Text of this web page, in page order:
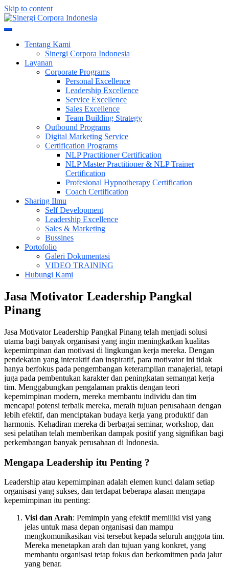
Skip to content
Sinergi Corpora Indonesia
Tentang Kami
Sinergi Corpora Indonesia
Layanan
Corporate Programs
Personal Excellence
Leadership Excellence
Service Excellence
Sales Excellence
Team Building Strategy
Outbound Programs
Digital Marketing Service
Certification Programs
NLP Practitioner Certification
NLP Master Practitioner & NLP Trainer
Certification
Profesional Hypnotherapy Certification
Coach Certification
Sharing Ilmu
Self Development
Leadership Excellence
Sales & Marketing
Bussines
Portofolio
Galeri Dokumentasi
VIDEO TRAINING
Hubungi Kami
Jasa Motivator Leadership Pangkal
Pinang
Jasa Motivator Leadership Pangkal Pinang telah menjadi solusi
utama bagi banyak organisasi yang ingin meningkatkan kualitas
kepemimpinan dan motivasi di lingkungan kerja mereka. Dengan
pendekatan yang interaktif dan inspiratif, para motivator ini tidak
hanya berfokus pada pengembangan keterampilan manajerial, tetapi
juga pada pembentukan karakter dan peningkatan semangat kerja
tim. Menggabungkan pengalaman praktis dengan teori
kepemimpinan modern, mereka membantu individu dan tim
mencapai potensi terbaik mereka, meraih tujuan perusahaan dengan
lebih efektif, dan menciptakan budaya kerja yang produktif dan
harmonis. Kehadiran mereka di berbagai seminar, workshop, dan
sesi pelatihan telah memberikan dampak positif yang signifikan bagi
perkembangan banyak perusahaan di Indonesia.
Mengapa Leadership itu Penting ?
Leadership atau kepemimpinan adalah elemen kunci dalam setiap
organisasi yang sukses, dan terdapat beberapa alasan mengapa
kepemimpinan itu penting:
Visi dan Arah: Pemimpin yang efektif memiliki visi yang
jelas untuk masa depan organisasi dan mampu
mengkomunikasikan visi tersebut kepada seluruh anggota tim.
Mereka menetapkan arah dan tujuan yang konkret, yang
membantu organisasi tetap fokus dan berkomitmen pada jalur
yang benar.